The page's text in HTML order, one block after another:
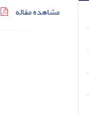
مشاهده مقاله